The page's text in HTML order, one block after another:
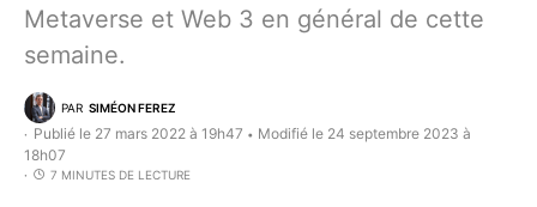
Metaverse et Web 3 en général de cette
semaine.
PAR SIMÉON FEREZ
Publié le 27 mars 2022 à 19h47 • Modifié le 24 septembre 2023 à
18h07
7 MINUTES DE LECTURE